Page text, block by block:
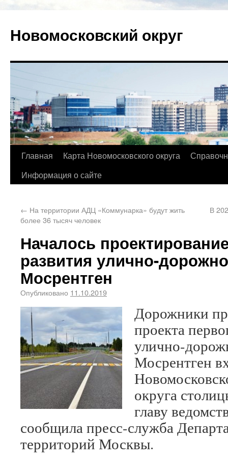
Новомосковский округ
Главная Карта Новомосковского округа
Информация о сайте
← На территории АДЦ «Коммунарка» будут жить
более 36 тысяч человек
В
Началось
развития улично-
Мосрентген
Опубликовано 11.10.2019
Дорожники
проекта
улично-
Мосрентген
округа
главу
сообщила пресс-служба
территорий Москвы.